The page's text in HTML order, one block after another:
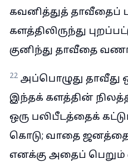
கவனித்துத் தாவீதைப்
களத்திலிருந்து
குனிந்து தாவீதை
22 அப்பொழுது
இந்தக் களத்தின்
ஒரு பலிபீடத்தைக்
கொடு; வாதை
எனக்கு அதைப் பெறும்